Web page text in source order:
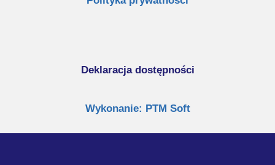
Deklaracja dostępności
Wykonanie: PTM Soft